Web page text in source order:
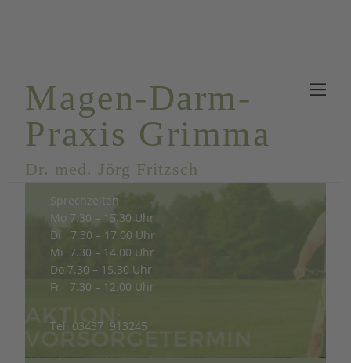
Magen-Darm-
Praxis Grimma
Dr. med. Jörg Fritzsch
Sprechzeiten
Mo 7.30 – 15.30 Uhr
Di 7.30 – 17.00 Uhr
Mi 7.30 – 14.00 Uhr
Do 7.30 – 15.30 Uhr
Fr 7.30 – 12.00 Uhr
Tel. 03437 913245